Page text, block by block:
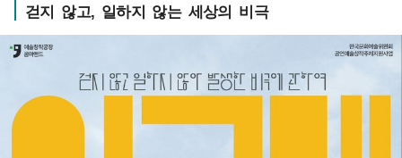
걷지 않고, 일하지 않는 세상의 비극